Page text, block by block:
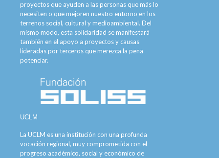
proyectos que ayuden a las personas que más lo
necesiten o que mejoren nuestro entorno en los
terrenos social, cultural y medioambiental. Del
mismo modo, esta solidaridad se manifestará
también en el apoyo a proyectos y causas
lideradas por terceros que merezca la pena
potenciar.
UCLM
La UCLM es una institución con una profunda
vocación regional, muy comprometida con el
progreso académico, social y económico de